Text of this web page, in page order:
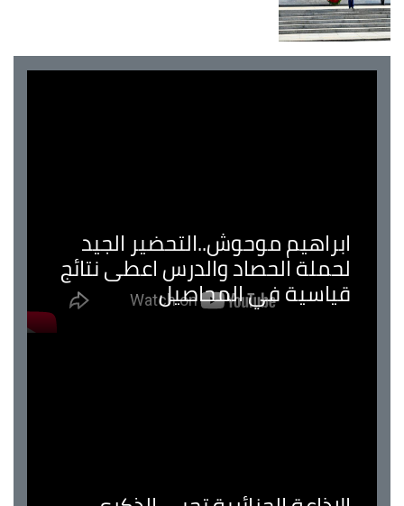
ابراهيم موحوش..التحضير الجيد
لحملة الحصاد والدرس اعطى نتائج
قياسية في المحاصيل